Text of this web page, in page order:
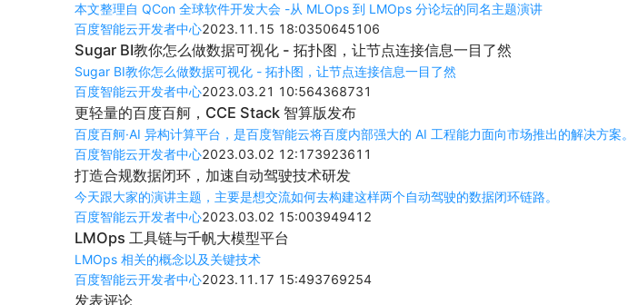
本文整理自 QCon 全球软件开发大会 -从 MLOps 到 LMOps 分论坛的同名主题演讲
百度智能云开发者中心2023.11.15 18:0350645106
Sugar BI教你怎么做数据可视化 - 拓扑图，让节点连接信息一目了然
Sugar BI教你怎么做数据可视化 - 拓扑图，让节点连接信息一目了然
百度智能云开发者中心2023.03.21 10:564368731
更轻量的百度百舸，CCE Stack 智算版发布
百度百舸·AI 异构计算平台，是百度智能云将百度内部强大的 AI 工程能力面向市场推出的解决方案。
百度智能云开发者中心2023.03.02 12:17392361 1
打造合规数据闭环，加速自动驾驶技术研发
今天跟大家的演讲主题，主要是想交流如何去构建这样两个自动驾驶的数据闭环链路。
百度智能云开发者中心2023.03.02 15:00394941 2
LMOps 工具链与千帆大模型平台
LMOps 相关的概念以及关键技术
百度智能云开发者中心2023.11.17 15:493769254
发表评论